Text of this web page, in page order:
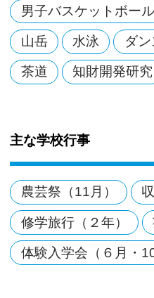
男子バスケットボール
山岳 水泳 ダ
茶道 知財開発研究
主な学校行事
農芸祭（11月）
修学旅行（２年）
体験入学会（６月・10